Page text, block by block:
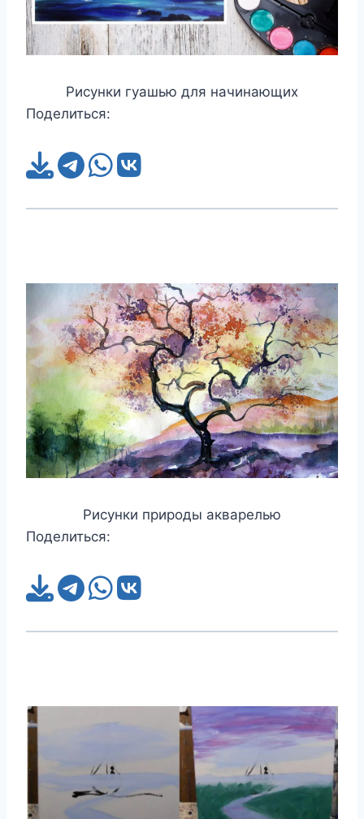
Рисунки гуашью для начинающих
Поделиться:
Рисунки природы акварелью
Поделиться: